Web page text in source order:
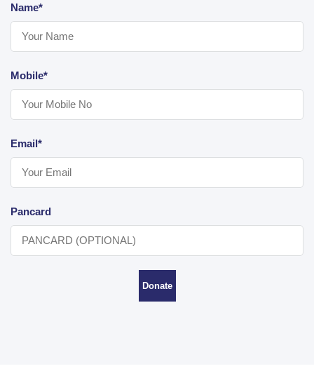
Name*
Mobile*
Email*
Pancard
Donate